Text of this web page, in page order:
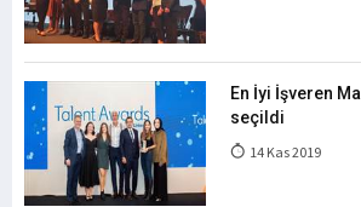
En İyi İşveren
seçildi
14 Kas 2019